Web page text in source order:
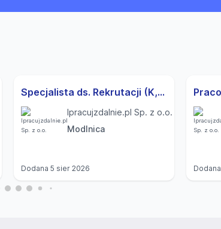
Specjalista ds. Rekrutacji (K,M) Modlnica
Ipracujzdalnie.pl Sp. z o.o.
Modlnica
Dodana 5 sier 2026 Dodana